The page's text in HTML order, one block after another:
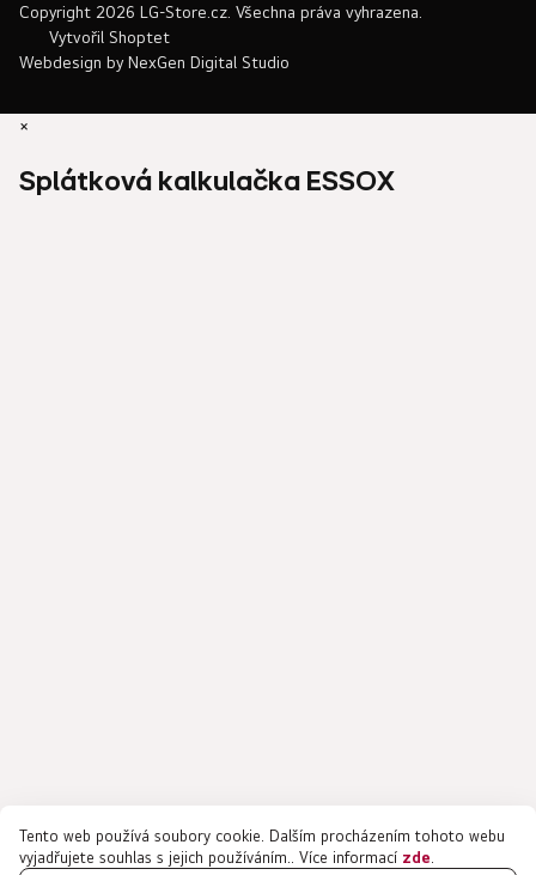
Tento web používá soubory cookie. Dalším procházením tohoto webu
vyjadřujete souhlas s jejich používáním.. Více informací zde
Webdesign by NexGen Digital Studio
Vytvořil Shoptet
Copyright 2026 LG-Store.cz . Všechna práva vyhrazena.
×
Splátková kalkulačka ESSOX